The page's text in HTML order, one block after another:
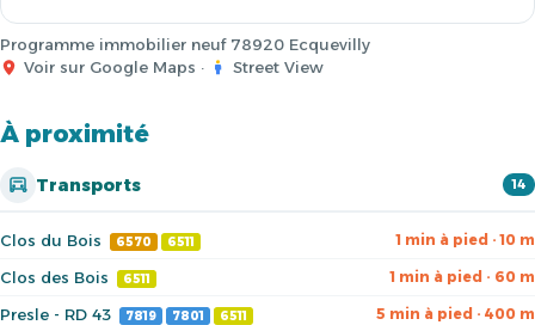
Programme immobilier neuf 78920 Ecquevilly
Voir sur Google Maps · Street View
À proximité
Transports 14
Clos du Bois 6570 6511 1 min à pied · 10 m
Clos des Bois 6511 1 min à pied · 60 m
Presle - RD 43 7819 7801 6511 5 min à pied · 400 m